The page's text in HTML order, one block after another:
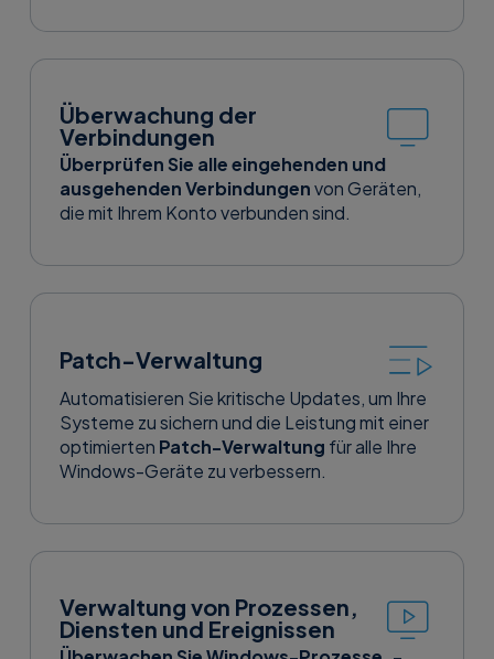
Überwachung der
Verbindungen
Überprüfen Sie alle eingehenden und
ausgehenden Verbindungenvon Geräten,
die mit Ihrem Konto verbunden sind.
Patch-Verwaltung
Automatisieren Sie kritische Updates, um Ihre
Systeme zu sichern und die Leistung mit einer
optimierten Patch-Verwaltung für alle Ihre
Windows-Geräte zu verbessern.
Verwaltung von Prozessen,
Diensten und Ereignissen